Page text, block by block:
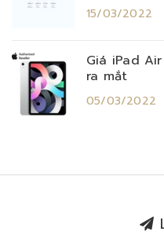
15/03/2022
Giá iPad
ra mắt
05/03/2022